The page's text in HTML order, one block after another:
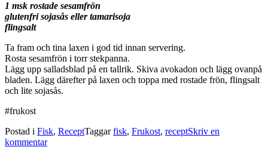
1 msk rostade sesamfrön
glutenfri sojasås eller tamarisoja
flingsalt
Ta fram och tina laxen i god tid innan servering.
Rosta sesamfrön i torr stekpanna.
Lägg upp salladsblad på en tallrik. Skiva avokadon och lägg ovanpå
bladen. Lägg därefter på laxen och toppa med rostade frön, flingsalt
och lite sojasås.
#frukost
Postad i Fisk, ReceptTaggarfisk, Frukost, receptSkriv en
kommentar